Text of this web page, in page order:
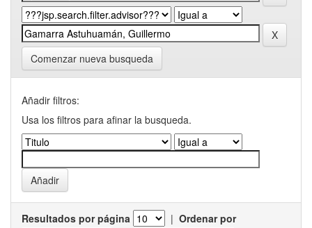
Comenzar nueva busqueda
Añadir filtros:
Usa los filtros para afinar la busqueda.
Resultados por página | Ordenar por